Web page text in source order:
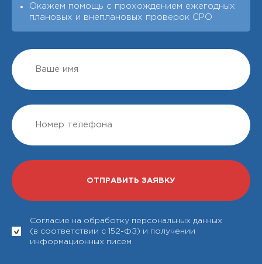
Окажем помощь с прохождением ежегодных
плановых и внеплановых проверок СРО
Согласие на обработку персональных данных
(в соответствии с 152-ФЗ) и получении
информационных писем